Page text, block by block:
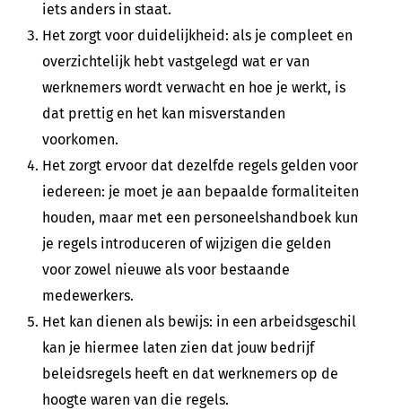
iets anders in staat.
Het zorgt voor duidelijkheid: als je compleet en
overzichtelijk hebt vastgelegd wat er van
werknemers wordt verwacht en hoe je werkt, is
dat prettig en het kan misverstanden
voorkomen.
Het zorgt ervoor dat dezelfde regels gelden voor
iedereen: je moet je aan bepaalde formaliteiten
houden, maar met een personeelshandboek kun
je regels introduceren of wijzigen die gelden
voor zowel nieuwe als voor bestaande
medewerkers.
Het kan dienen als bewijs: in een arbeidsgeschil
kan je hiermee laten zien dat jouw bedrijf
beleidsregels heeft en dat werknemers op de
hoogte waren van die regels.